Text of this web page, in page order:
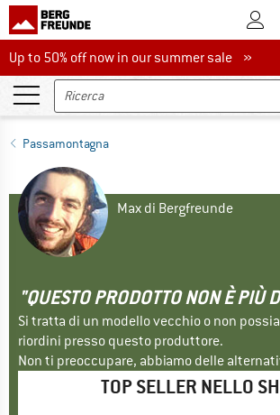
Al
Up to 50% off now in our summer sale
Up to 50% off now in our summer sale »
Passamontagna
Max di Bergfreunde
"QUESTO PRODOTTO NON È PIÙ
Si tratta di un modello vecchio o non
riordini presso questo produttore.
Non ti preoccupare, abbiamo delle
TOP SELLER NELLO